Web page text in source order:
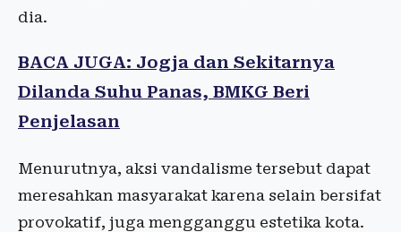
dia.
BACA JUGA: Jogja dan Sekitarnya
Dilanda Suhu Panas, BMKG Beri
Penjelasan
Menurutnya, aksi vandalisme tersebut dapat
meresahkan masyarakat karena selain bersifat
provokatif, juga mengganggu estetika kota.